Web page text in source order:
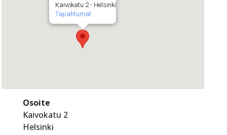
Kaivokatu 2 - Helsinki
Tapahtumat
Osoite
Kaivokatu 2
Helsinki